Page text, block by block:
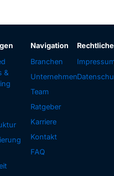
&
Navigation
Branchen
Unternehmen
Team
Ratgeber
Karriere
Kontakt
FAQ